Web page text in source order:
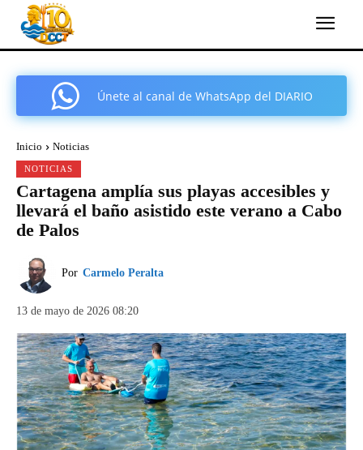
Únete al canal de WhatsApp del DIARIO
Inicio Noticias
NOTICIAS
Cartagena amplía sus playas accesibles y
llevará el baño asistido este verano a Cabo
de Palos
Por Carmelo Peralta
13 de mayo de 2026 08:20